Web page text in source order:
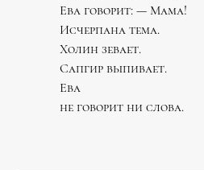
Ева говорит: — Мама!
Исчерпана тема.
Холин зевает.
Сапгир выпивает.
Ева
не говорит ни слова.